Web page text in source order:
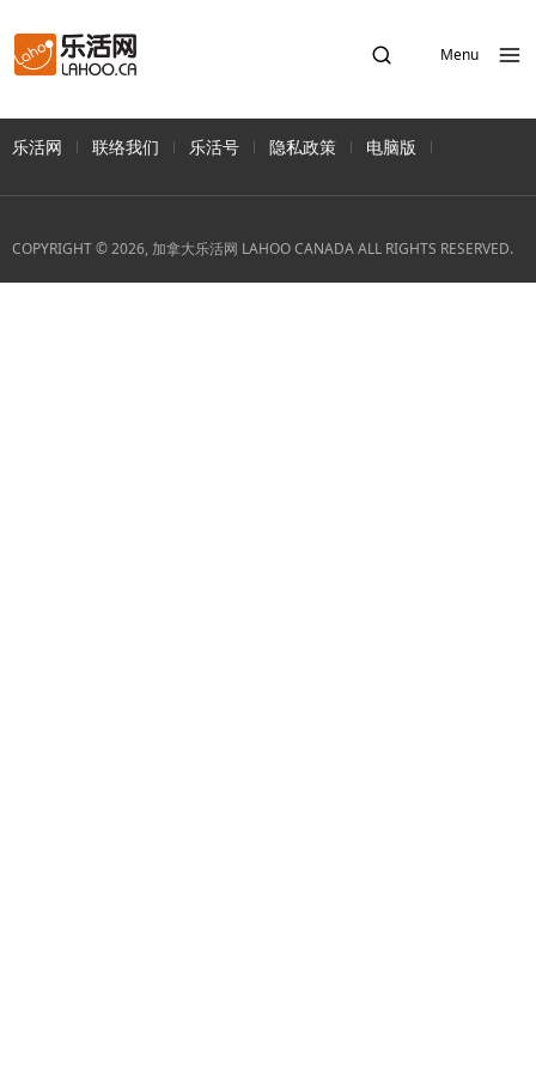
Menu
乐活网 联络我们 乐活号 隐私政策 电脑版
COPYRIGHT © 2026, 加拿大乐活网 LAHOO CANADA ALL RIGHTS RESERVED.